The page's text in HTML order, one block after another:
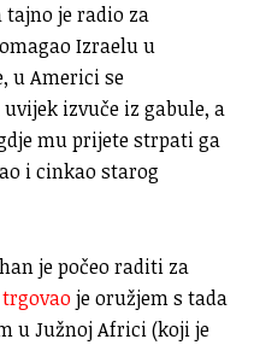
je radio za
Izraelu u
u Americi se
izvuče iz gabule, a
mu prijete strpati ga
i cinkao starog
je počeo raditi za
trgovaoje oružjem s tada
u Južnoj Africi (koji je